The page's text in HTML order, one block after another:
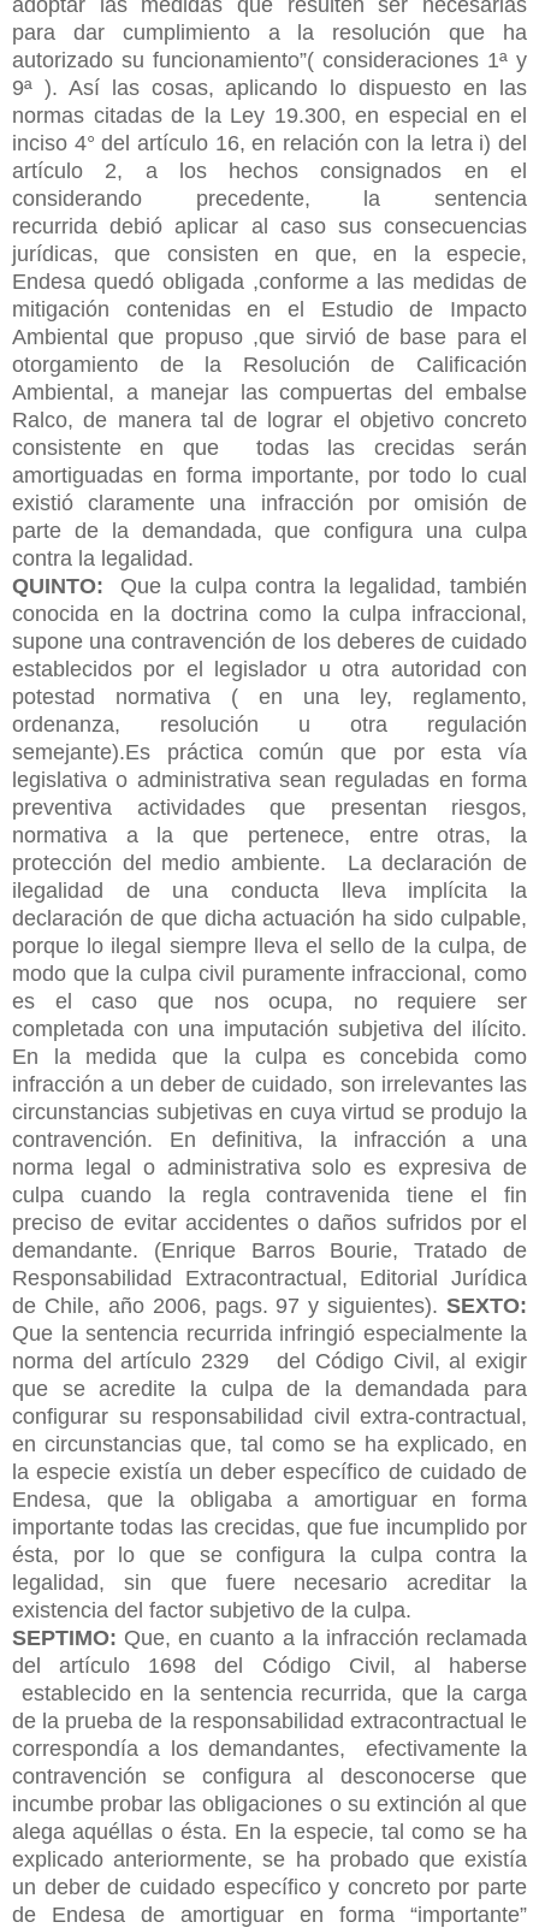
para dar cumplimiento a la resolución que ha
autorizado su funcionamiento”( consideraciones 1ª y
9ª ). Así las cosas, aplicando lo dispuesto en las
normas citadas de la Ley 19.300, en especial en el
inciso 4° del artículo 16, en relación con la letra i) del
artículo 2, a los hechos consignados en el
considerando precedente, la sentencia
recurridadebió aplicar al caso sus consecuencias
jurídicas, que consisten en que, en la especie,
Endesa quedó obligada ,conforme a las medidas de
mitigación contenidas en el Estudio de Impacto
Ambiental que propuso ,que sirvió de base para el
otorgamiento de la Resolución de Calificación
Ambiental, a manejar las compuertas del embalse
Ralco, de manera tal de lograr el objetivo concreto
consistente en que todas las crecidas serán
amortiguadas en forma importante, por todo lo cual
existió claramente una infracción por omisión de
parte de la demandada, que configura una culpa
contra la legalidad.
QUINTO: Que la culpa contra la legalidad, también
conocida en la doctrina como la culpa infraccional,
supone una contravención de los deberes de cuidado
establecidos por el legislador u otra autoridad con
potestad normativa ( en una ley, reglamento,
ordenanza, resolución u otra regulación
semejante).Es práctica común que por esta vía
legislativa o administrativa sean reguladas en forma
preventiva actividades que presentan riesgos,
normativa a la que pertenece, entre otras, la
protección del medio ambiente. La declaración de
ilegalidad de una conducta lleva implícita la
declaración de que dicha actuación ha sido culpable,
porque lo ilegal siempre lleva el sello de la culpa, de
modo que la culpa civil puramente infraccional, como
es el caso que nos ocupa, no requiere ser
completada con una imputación subjetiva del ilícito.
En la medida que la culpa es concebida como
infracción a un deber de cuidado, son irrelevantes las
circunstancias subjetivas en cuya virtud se produjo la
contravención. En definitiva, la infracción a una
norma legal o administrativa solo es expresiva de
culpa cuando la regla contravenida tiene el fin
preciso de evitar accidentes o daños sufridos por el
demandante. (Enrique Barros Bourie, Tratado de
Responsabilidad Extracontractual, Editorial Jurídica
de Chile, año 2006, pags. 97 y siguientes). SEXTO:
Que la sentencia recurrida infringió especialmente la
norma del artículo 2329 del Código Civil, al exigir
que se acredite la culpa de la demandada para
configurar su responsabilidad civil extra-contractual,
en circunstancias que, tal como se ha explicado, en
la especie existía un deber específico de cuidado de
Endesa, que la obligaba a amortiguar en forma
importante todas las crecidas, que fue incumplido por
ésta, por lo que se configura la culpa contra la
legalidad, sin que fuere necesario acreditar la
existencia del factor subjetivo de la culpa.
SEPTIMO: Que, en cuanto a la infracción reclamada
del artículo 1698 del Código Civil, al haberse
establecido en la sentencia recurrida, que la carga
de la prueba de la responsabilidad extracontractual le
correspondía a los demandantes, efectivamente la
contravención se configura al desconocerse que
incumbe probar las obligaciones o su extinción al que
alega aquéllas o ésta. En la especie, tal como se ha
explicado anteriormente, se ha probado que existía
un deber de cuidado específico y concreto por parte
de Endesa de amortiguar en forma “importante”